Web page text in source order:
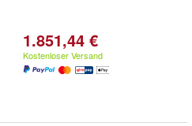
1.851,44 €
Kostenloser Versand